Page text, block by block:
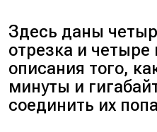
Здесь даны
отрезка и четыре
описания того,
минуты и
соединить их